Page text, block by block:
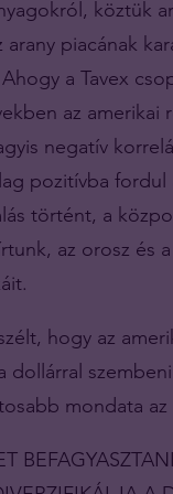
köztük
piacának
a Tavex
az amerikai
negatív
pozitívba
történt, a
az orosz és
hogy az
mondata